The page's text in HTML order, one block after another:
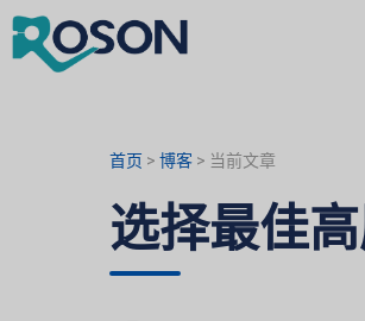
首页 > 博客 > 当前文章
选择最佳